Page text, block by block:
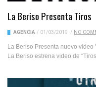
La Beriso Presenta Tiros
AGENCIA / 01/03/2019 / NO
La Beriso Presenta nuevo video
La Beriso estrena video de